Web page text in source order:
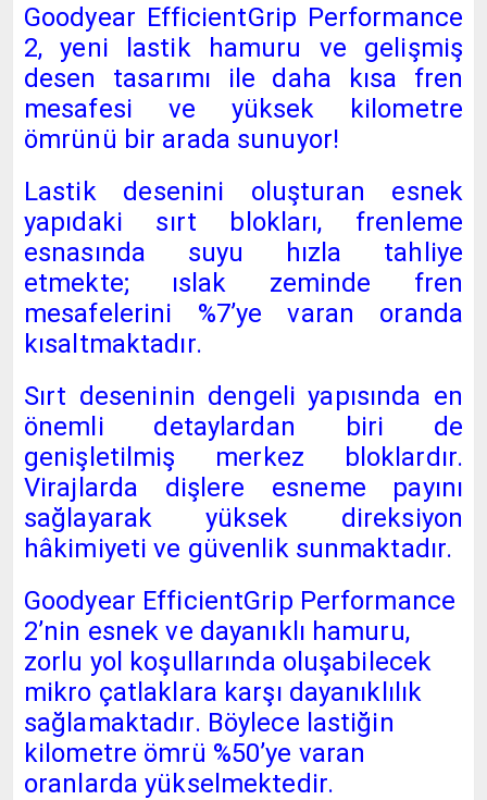
Goodyear EfficientGrip Performance
2, yeni lastik hamuru ve gelişmiş
desen tasarımı ile daha kısa fren
mesafesi ve yüksek kilometre
ömrünü bir arada sunuyor!
Lastik desenini oluşturan esnek
yapıdaki sırt blokları, frenleme
esnasında suyu hızla tahliye
etmekte; ıslak zeminde fren
mesafelerini %7’ye varan oranda
kısaltmaktadır.
Sırt deseninin dengeli yapısında en
önemli detaylardan biri de
genişletilmiş merkez bloklardır.
Virajlarda dişlere esneme payını
sağlayarak yüksek direksiyon
hâkimiyeti ve güvenlik sunmaktadır.
Goodyear EfficientGrip Performance
2’nin esnek ve dayanıklı hamuru,
zorlu yol koşullarında oluşabilecek
mikro çatlaklara karşı dayanıklılık
sağlamaktadır. Böylece lastiğin
kilometre ömrü %50’ye varan
oranlarda yükselmektedir.